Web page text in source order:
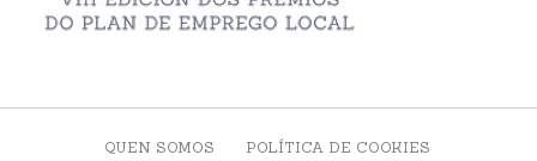
QUEN SOMOS
POLÍTICA DE COOKIES